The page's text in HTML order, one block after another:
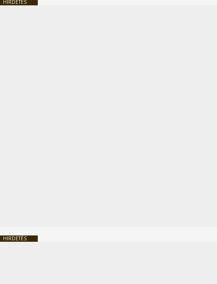
HIRDETÉS
HIRDETÉS